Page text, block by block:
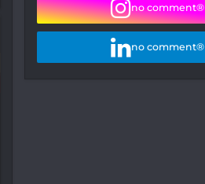
no comment®
no comment®